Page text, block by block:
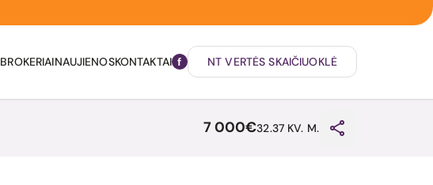
BROKERIAINAUJIENOSKONTAKTAI NT VERTĖS SKAIČIUOKLĖ
7 000€32.37 KV. M.